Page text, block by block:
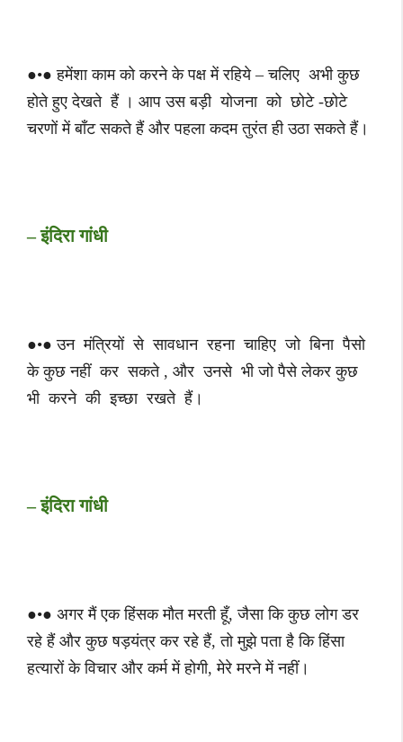
●•● हमेंशा काम को करने के पक्ष में रहिये – चलिए अभी कुछ
होते हुए देखते हैं । आप उस बड़ी योजना को छोटे -छोटे
चरणों में बाँट सकते हैं और पहला कदम तुरंत ही उठा सकते हैं।
– इंदिरा गांधी
●•● उन मंत्रियों से सावधान रहना चाहिए जो बिना पैसो
के कुछ नहीं कर सकते , और उनसे भी जो पैसे लेकर कुछ
भी करने की इच्छा रखते हैं।
– इंदिरा गांधी
●•● अगर मैं एक हिंसक मौत मरती हूँ, जैसा कि कुछ लोग डर
रहे हैं और कुछ षड़यंत्र कर रहे हैं, तो मुझे पता है कि हिंसा
हत्‍यारों के विचार और कर्म में होगी, मेरे मरने में नहीं।